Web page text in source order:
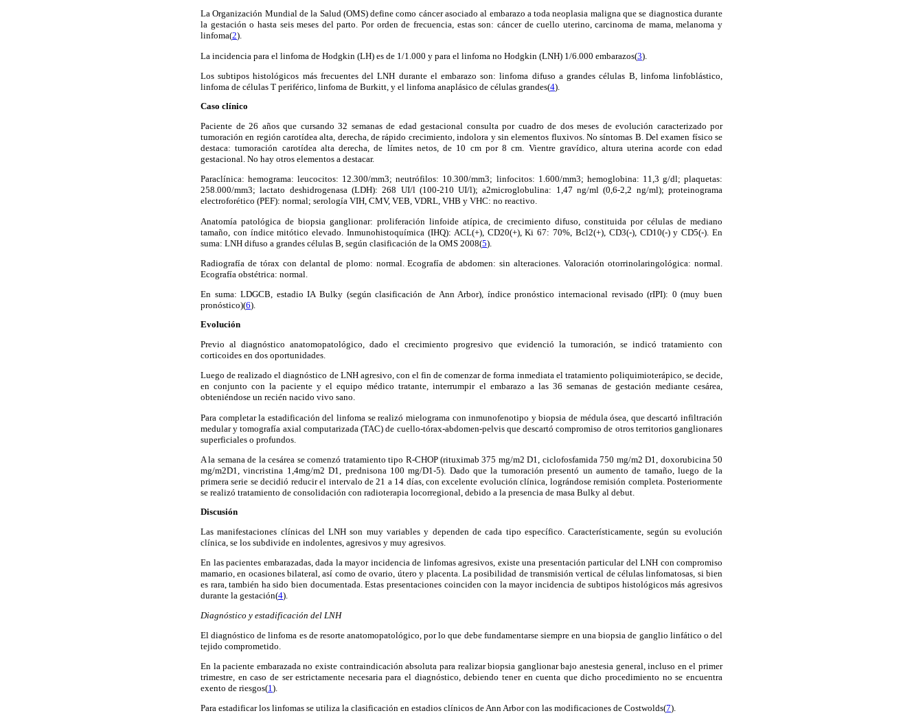
La Organización Mundial de la Salud (OMS) define como cáncer asociado al embarazo a toda neoplasia maligna que se diagnostica durante
la gestación o hasta seis meses del parto. Por orden de frecuencia, estas son: cáncer de cuello uterino, carcinoma de mama, melanoma y
linfoma(2).
La incidencia para el linfoma de Hodgkin (LH) es de 1/1.000 y para el linfoma no Hodgkin (LNH) 1/6.000 embarazos(3).
Los subtipos histológicos más frecuentes del LNH durante el embarazo son: linfoma difuso a grandes células B, linfoma linfoblástico,
linfoma de células T periférico, linfoma de Burkitt, y el linfoma anaplásico de células grandes(4).
Caso clínico
Paciente de 26 años que cursando 32 semanas de edad gestacional consulta por cuadro de dos meses de evolución caracterizado por
tumoración en región carotídea alta, derecha, de rápido crecimiento, indolora y sin elementos fluxivos. No síntomas B. Del examen físico se
destaca: tumoración carotídea alta derecha, de límites netos, de 10 cm por 8 cm. Vientre gravídico, altura uterina acorde con edad
gestacional. No hay otros elementos a destacar.
Paraclínica: hemograma: leucocitos: 12.300/mm3; neutrófilos: 10.300/mm3; linfocitos: 1.600/mm3; hemoglobina: 11,3 g/dl; plaquetas:
258.000/mm3; lactato deshidrogenasa (LDH): 268 UI/l (100-210 UI/l); a2microglobulina: 1,47 ng/ml (0,6-2,2 ng/ml); proteinograma
electroforético (PEF): normal; serología VIH, CMV, VEB, VDRL, VHB y VHC: no reactivo.
Anatomía patológica de biopsia ganglionar: proliferación linfoide atípica, de crecimiento difuso, constituida por células de mediano
tamaño, con índice mitótico elevado. Inmunohistoquímica (IHQ): ACL(+), CD20(+), Ki 67: 70%, Bcl2(+), CD3(-), CD10(-) y CD5(-). En
suma: LNH difuso a grandes células B, según clasificación de la OMS 2008(5).
Radiografía de tórax con delantal de plomo: normal. Ecografía de abdomen: sin alteraciones. Valoración otorrinolaringológica: normal.
Ecografía obstétrica: normal.
En suma: LDGCB, estadio IA Bulky (según clasificación de Ann Arbor), índice pronóstico internacional revisado (rIPI): 0 (muy buen
pronóstico)(6).
Evolución
Previo al diagnóstico anatomopatológico, dado el crecimiento progresivo que evidenció la tumoración, se indicó tratamiento con
corticoides en dos oportunidades.
Luego de realizado el diagnóstico de LNH agresivo, con el fin de comenzar de forma inmediata el tratamiento poliquimioterápico, se decide,
en conjunto con la paciente y el equipo médico tratante, interrumpir el embarazo a las 36 semanas de gestación mediante cesárea,
obteniéndose un recién nacido vivo sano.
Para completar la estadificación del linfoma se realizó mielograma con inmunofenotipo y biopsia de médula ósea, que descartó infiltración
medular y tomografía axial computarizada (TAC) de cuello-tórax-abdomen-pelvis que descartó compromiso de otros territorios ganglionares
superficiales o profundos.
A la semana de la cesárea se comenzó tratamiento tipo R-CHOP (rituximab 375 mg/m2 D1, ciclofosfamida 750 mg/m2 D1, doxorubicina 50
mg/m2D1, vincristina 1,4mg/m2 D1, prednisona 100 mg/D1-5). Dado que la tumoración presentó un aumento de tamaño, luego de la
primera serie se decidió reducir el intervalo de 21 a 14 días, con excelente evolución clínica, lográndose remisión completa. Posteriormente
se realizó tratamiento de consolidación con radioterapia locorregional, debido a la presencia de masa Bulky al debut.
Discusión
Las manifestaciones clínicas del LNH son muy variables y dependen de cada tipo específico. Característicamente, según su evolución
clínica, se los subdivide en indolentes, agresivos y muy agresivos.
En las pacientes embarazadas, dada la mayor incidencia de linfomas agresivos, existe una presentación particular del LNH con compromiso
mamario, en ocasiones bilateral, así como de ovario, útero y placenta. La posibilidad de transmisión vertical de células linfomatosas, si bien
es rara, también ha sido bien documentada. Estas presentaciones coinciden con la mayor incidencia de subtipos histológicos más agresivos
durante la gestación(4).
Diagnóstico y estadificación del LNH
El diagnóstico de linfoma es de resorte anatomopatológico, por lo que debe fundamentarse siempre en una biopsia de ganglio linfático o del
tejido comprometido.
En la paciente embarazada no existe contraindicación absoluta para realizar biopsia ganglionar bajo anestesia general, incluso en el primer
trimestre, en caso de ser estrictamente necesaria para el diagnóstico, debiendo tener en cuenta que dicho procedimiento no se encuentra
exento de riesgos(1 ).
Para estadificar los linfomas se utiliza la clasificación en estadios clínicos de Ann Arbor con las modificaciones de Costwolds(7).